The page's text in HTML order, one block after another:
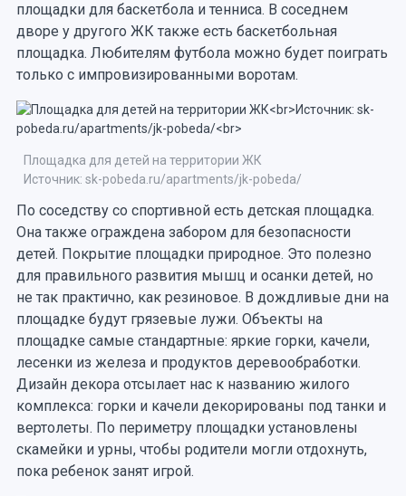
площадки для баскетбола и тенниса. В соседнем
дворе у другого ЖК также есть баскетбольная
площадка. Любителям футбола можно будет поиграть
только с импровизированными воротам.
Площадка для детей на территории ЖК
Источник: sk-pobeda.ru/apartments/jk-pobeda/
По соседству со спортивной есть детская площадка.
Она также ограждена забором для безопасности
детей. Покрытие площадки природное. Это полезно
для правильного развития мышц и осанки детей, но
не так практично, как резиновое. В дождливые дни на
площадке будут грязевые лужи. Объекты на
площадке самые стандартные: яркие горки, качели,
лесенки из железа и продуктов деревообработки.
Дизайн декора отсылает нас к названию жилого
комплекса: горки и качели декорированы под танки и
вертолеты. По периметру площадки установлены
скамейки и урны, чтобы родители могли отдохнуть,
пока ребенок занят игрой.